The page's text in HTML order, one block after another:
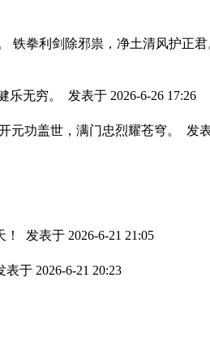
铁拳利剑除邪祟，净土清风护正
乐无穷。 发表于 2026-6-26 17:26
元功盖世，满门忠烈耀苍穹。 发
！ 发表于 2026-6-21 21:05
表于 2026-6-21 20:23